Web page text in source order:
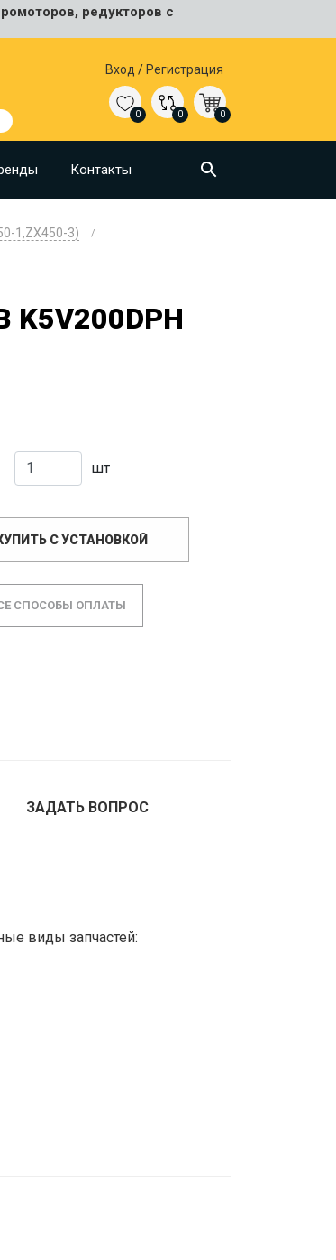
редукторов с
Вход / Регистрация
0 0 0
Контакты
1,ZX450-3)
шт
С УСТАНОВКОЙ
СПОСОБЫ ОПЛАТЫ
ЗАДАТЬ ВОПРОС
виды запчастей: